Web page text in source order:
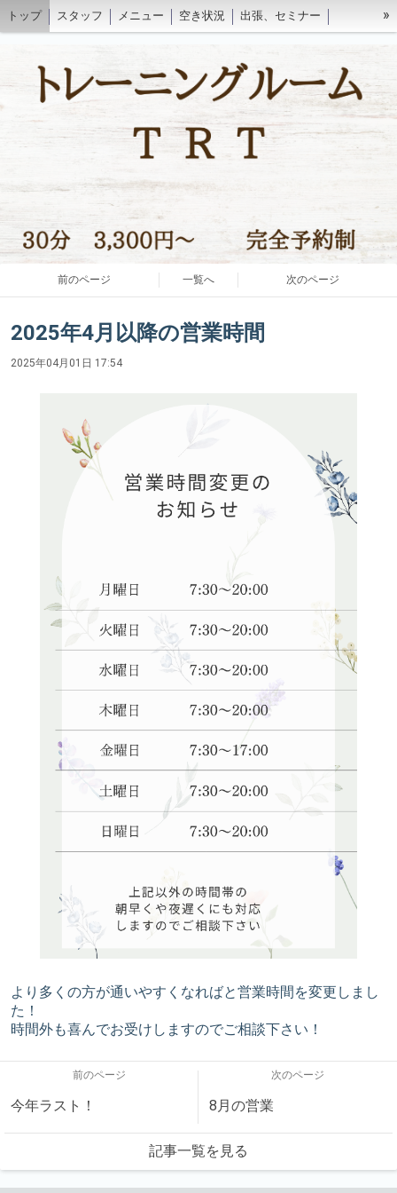
トップ スタッフ メニュー 空き状況 出張、セミナー »
前のページ 一覧へ 次のページ
2025年4月以降の営業時間
2025年04月01日 17:54
より多くの方が通いやすくなればと営業時間を変更しまし
た！
時間外も喜んでお受けしますのでご相談下さい！
前のページ
今年ラスト！
次のページ
8月の営業
記事一覧を見る